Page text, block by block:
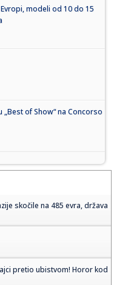
modeli od 10 do 15
„Best of Show“ na Concorso
skočile na 485 evra, država
pretio ubistvom! Horor kod